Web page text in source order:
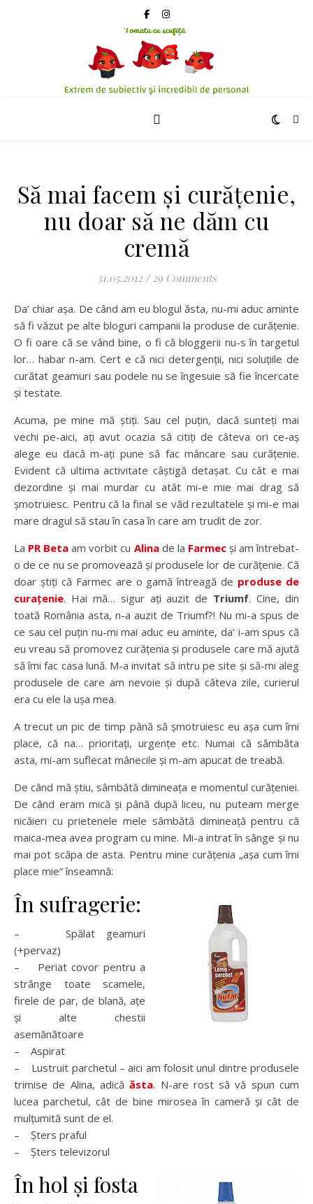
Să mai facem și curățenie,
nu doar să ne dăm cu
cremă
31.05.2012 / 29 Comments
Da’ chiar așa. De când am eu blogul ăsta, nu-mi aduc aminte
să fi văzut pe alte bloguri campanii la produse de curățenie.
O fi oare că se vând bine, o fi că bloggerii nu-s în targetul
lor… habar n-am. Cert e că nici detergenții, nici soluțiile de
curătat geamuri sau podele nu se îngesuie să fie încercate
și testate.
Acuma, pe mine mă știți. Sau cel puțin, dacă sunteți mai
vechi pe-aici, ați avut ocazia să citiți de câteva ori ce-aș
alege eu dacă m-ați pune să fac mâncare sau curățenie.
Evident că ultima activitate câștigă detașat. Cu cât e mai
dezordine și mai murdar cu atât mi-e mie mai drag să
șmotruiesc. Pentru că la final se văd rezultatele și mi-e mai
mare dragul să stau în casa în care am trudit de zor.
La PR Beta am vorbit cu Alinade la Farmecși am întrebat-
o de ce nu se promovează și produsele lor de curățenie. Că
doar știți că Farmec are o gamă întreagă de produse de
curațenie. Hai mă… sigur ați auzit de Triumf. Cine, din
toată România asta, n-a auzit de Triumf?! Nu mi-a spus de
ce sau cel puțin nu-mi mai aduc eu aminte, da’ i-am spus că
eu vreau să promovez curățenia și produsele care mă ajută
să îmi fac casa lună. M-a invitat să intru pe site și să-mi aleg
produsele de care am nevoie și după câteva zile, curierul
era cu ele la ușa mea.
A trecut un pic de timp până să șmotruiesc eu așa cum îmi
place, că na… prioritați, urgențe etc. Numai că sâmbăta
asta, mi-am suflecat mânecile și m-am apucat de treabă.
De când mă știu, sâmbătă dimineața e momentul curățeniei.
De când eram mică și până după liceu, nu puteam merge
nicăieri cu prietenele mele sâmbătă dimineață pentru că
maica-mea avea program cu mine. Mi-a intrat în sânge și nu
mai pot scăpa de asta. Pentru mine curățenia „așa cum îmi
place mie” înseamnă:
În sufragerie:
– Spălat geamuri
(+pervaz)
– Periat covor pentru a
strânge toate scamele,
firele de par, de blană, ațe
și alte chestii
asemănătoare
– Aspirat
– Lustruit parchetul – aici am folosit unul dintre produsele
trimise de Alina, adicăăsta. N-are rost să vă spun cum
lucea parchetul, cât de bine mirosea în cameră și cât de
mulțumită sunt de el.
– Șters praful
– Șters televizorul
În hol și fosta